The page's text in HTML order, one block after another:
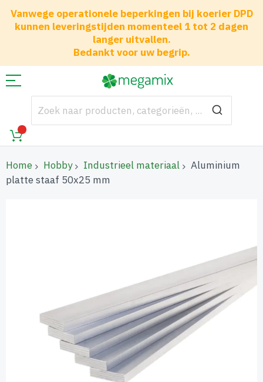
Vanwege operationele beperkingen bij koerier DPD
kunnen leveringstijden momenteel 1 tot 2 dagen
langer uitvallen.
Bedankt voor uw begrip.
Home Hobby Industrieel materiaal
Aluminium
platte staaf 50x25 mm